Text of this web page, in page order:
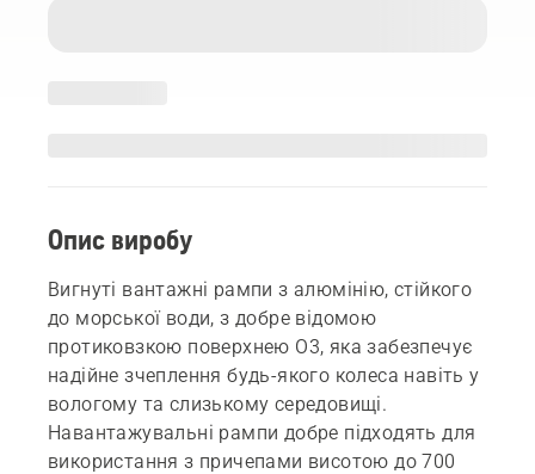
Опис виробу
Вигнуті вантажні рампи з алюмінію, стійкого
до морської води, з добре відомою
протиковзкою поверхнею O3, яка забезпечує
надійне зчеплення будь-якого колеса навіть у
вологому та слизькому середовищі.
Навантажувальні рампи добре підходять для
використання з причепами висотою до 700